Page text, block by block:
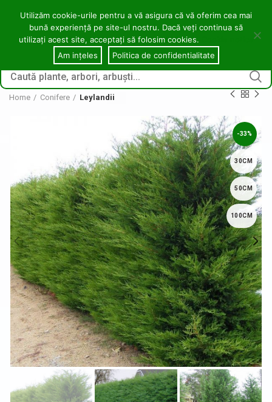
contact@copacei.ro 0746 772 559 Aleea Freziilor, Zalău
0 CONECTARE /
Home Conifere Leylandii
-33%
30CM
50CM
100CM
Utilizăm cookie-urile pentru a vă asigura că vă oferim cea mai
bună experiență pe site-ul nostru. Dacă veți continua să
utilizați acest site, acceptați să folosim cookies.
Am ințeles
Politica de confidentialitate